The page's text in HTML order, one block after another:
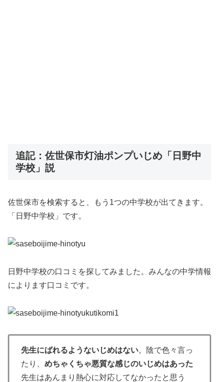
追記：佐世保市灯油ポンプいじめ「日野中
学校」説
佐世保市を検索すると、もう1つの中学校が出てきます。
「日野中学校」です。
日野中学校の口コミを探してみました。みんなの中学情報
によります口コミです。
先生にばれるようないじめはない。陰で色々言っ
たり、 めちゃくちゃ悪質な感じのいじめはあった
先生はあんまり熱心に対応してなかったと思う